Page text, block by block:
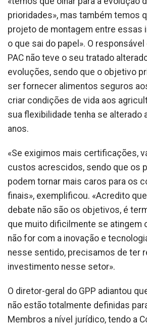
prioridades», mas também temos
projeto de montagem entre essas
o que sai do papel». O
PAC não teve o seu tratado
evoluções, sendo que o objetivo
ser fornecer alimentos seguros
criar condições de vida aos
sua flexibilidade tenha se alterado
anos.
«Se exigimos mais certificações,
custos acrescidos, sendo que os
podem tornar mais caros para os
finais», exemplificou. «Acredito
debate não são os objetivos, é
que muito dificilmente se atingem
não for com a inovação e
nesse sentido, precisamos de ter
investimento nesse setor».
O diretor-geral do GPP adiantou
não estão totalmente definidas
Membros a nível jurídico, tendo a